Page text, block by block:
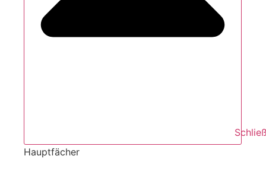
Hauptfächer